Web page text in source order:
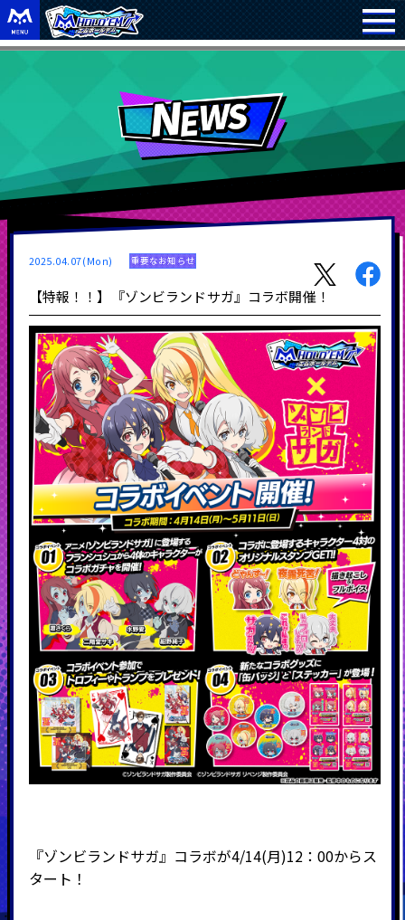
2025.04.07(Mon) 重要なお知らせ
【特報！！】『ゾンビランドサガ』コラボ開催！
『ゾンビランドサガ』コラボが4/14(月)12：00からス
タート！